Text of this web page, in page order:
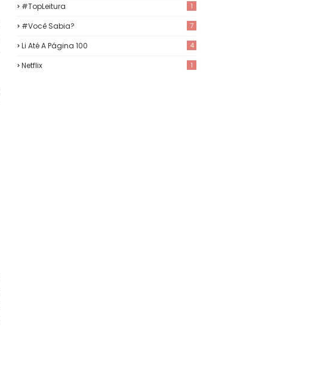
#TopLeitura 1
#Você Sabia? 7
Li Até A Página 100 4
Netflix 1